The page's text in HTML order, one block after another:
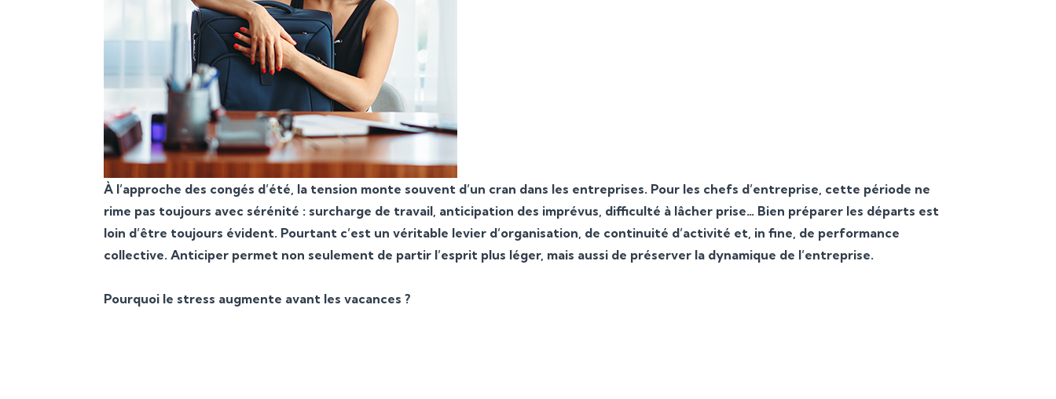
À l’approche des congés d’été, la tension monte souvent d’un cran dans les entreprises. Pour les chefs d’entreprise, cette période ne
rime pas toujours avec sérénité : surcharge de travail, anticipation des imprévus, difficulté à lâcher prise… Bien préparer les départs est
loin d’être toujours évident. Pourtant c’est un véritable levier d’organisation, de continuité d’activité et, in fine, de performance
collective. Anticiper permet non seulement de partir l’esprit plus léger, mais aussi de préserver la dynamique de l’entreprise.
Pourquoi le stress augmente avant les vacances ?